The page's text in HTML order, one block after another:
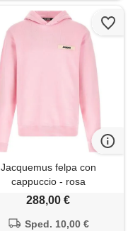
Jacquemus felpa con
cappuccio - rosa
288,00 €
Sped. 10,00 €